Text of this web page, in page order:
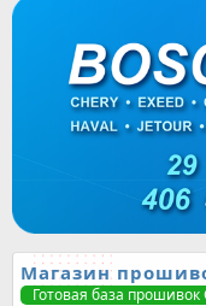
Магазин
Готовая база прошивок